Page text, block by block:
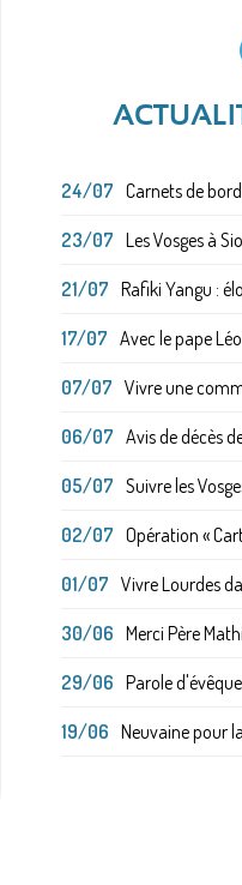
24/07 Carnets de
23/07 Les Vosges à
21/07 Rafiki Yangu :
17/07 Avec le pape
07/07 Vivre une
06/07 Avis de décès
05/07 Suivre les
02/07 Opération «
01/07 Vivre Lourdes
30/06 Merci Père
29/06 Parole
19/06 Neuvaine pour